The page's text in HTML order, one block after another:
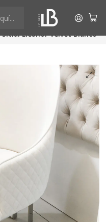
Ver más
Sitial Eleanor Velvet Blanco